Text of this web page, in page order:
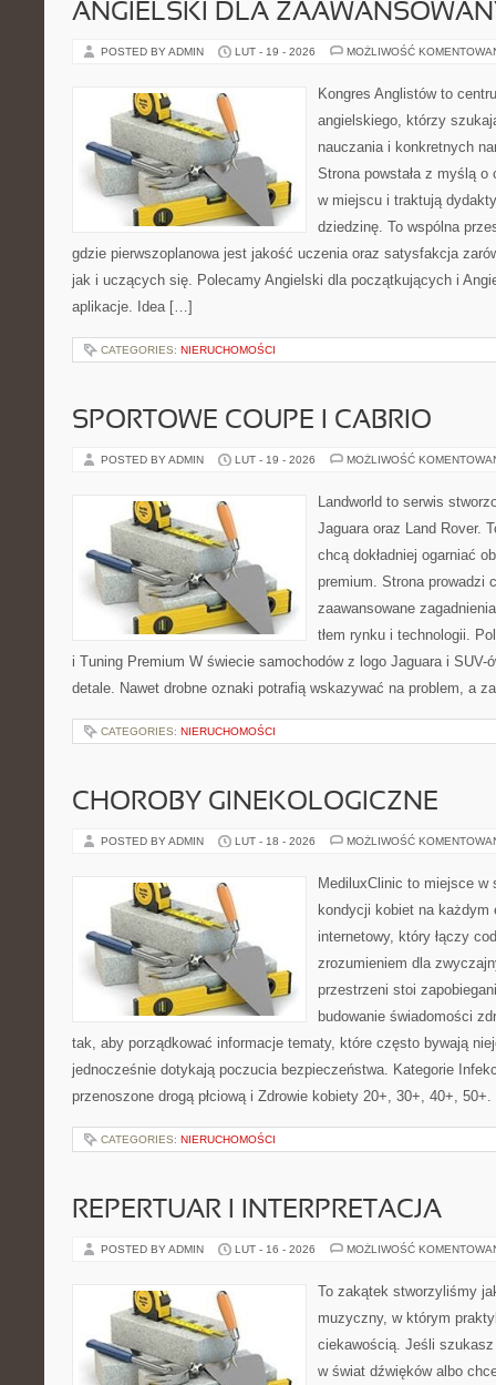
ANGIELSKI DLA
POSTED BY ADMIN LUT - 19 - 2026 MOŻLIWOŚĆ
Kongres Anglistów to
angielskiego, którzy
nauczania i konkretnych
Strona powstała z myślą
w miejscu i traktują
dziedzinę. To wspólna
gdzie pierwszoplanowa jest jakość uczenia oraz satysfakcja
jak i uczących się. Polecamy Angielski dla początkujących i
aplikacje. Idea […]
CATEGORIES: NIERUCHOMOŚCI
SPORTOWE COUPE I CABRIO
POSTED BY ADMIN LUT - 19 - 2026 MOŻLIWOŚĆ
Landworld to serwis
Jaguara oraz Land Rover.
chcą dokładniej ogarniać
premium. Strona prowadzi
zaawansowane
tłem rynku i technologii.
i Tuning Premium W świecie samochodów z logo Jaguara i SUV-
detale. Nawet drobne oznaki potrafią wskazywać na problem, a
CATEGORIES: NIERUCHOMOŚCI
CHOROBY GINEKOLOGICZNE
POSTED BY ADMIN LUT - 18 - 2026 MOŻLIWOŚĆ
MediluxClinic to miejsce
kondycji kobiet na każdym
internetowy, który łączy
zrozumieniem dla
przestrzeni stoi
budowanie świadomości
tak, aby porządkować informacje tematy, które często bywają
jednocześnie dotykają poczucia bezpieczeństwa. Kategorie
przenoszone drogą płciową i Zdrowie kobiety 20+, 30+, 40+,
CATEGORIES: NIERUCHOMOŚCI
REPERTUAR I INTERPRETACJA
POSTED BY ADMIN LUT - 16 - 2026 MOŻLIWOŚĆ
To zakątek stworzyliśmy
muzyczny, w którym
ciekawością. Jeśli
w świat dźwięków albo